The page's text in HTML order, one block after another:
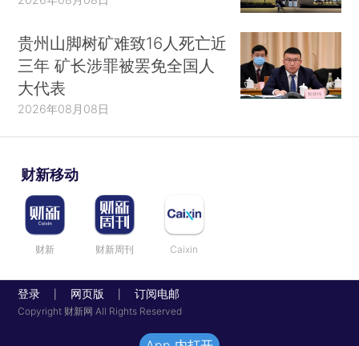
贵州山脚树矿难致16人死亡近
三年 矿长涉罪被罢免全国人
大代表
2026年08月08日
财新移动
财新 财新周刊 Caixin
登录 网页版 订阅电邮
Copyright 财新网 All Rights Reserved